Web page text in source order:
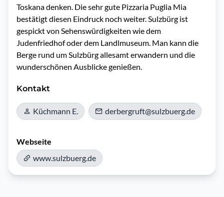
Toskana denken. Die sehr gute Pizzaria Puglia Mia
bestätigt diesen Eindruck noch weiter. Sulzbürg ist
gespickt von Sehenswürdigkeiten wie dem
Judenfriedhof oder dem Landlmuseum. Man kann die
Berge rund um Sulzbürg allesamt erwandern und die
wunderschönen Ausblicke genießen.
Kontakt
Küchmann E. derbergruft@sulzbuerg.de
Webseite
www.sulzbuerg.de